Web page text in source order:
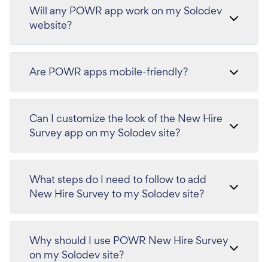
Will any POWR app work on my Solodev
website?
Are POWR apps mobile-friendly?
Can I customize the look of the New Hire
Survey app on my Solodev site?
What steps do I need to follow to add
New Hire Survey to my Solodev site?
Why should I use POWR New Hire Survey
on my Solodev site?